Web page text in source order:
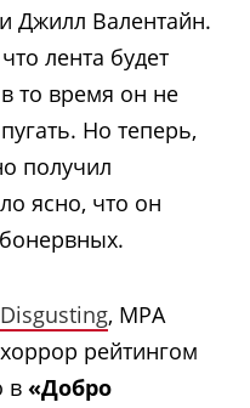
Джилл Валентайн.
лента будет
то время он не
Но теперь,
получил
ясно, что он
, MPA
рейтингом
в «Добро